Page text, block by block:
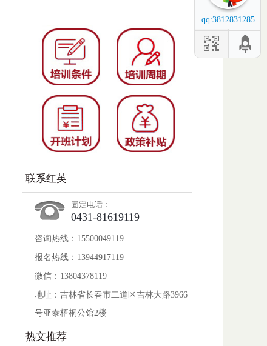
qq:3812831285
联系红英
固定电话：
0431-81619119
咨询热线：15500049119
报名热线：13944917119
微信：13804378119
地址：吉林省长春市二道区吉林大路3966
号亚泰梧桐公馆2楼
热文推荐